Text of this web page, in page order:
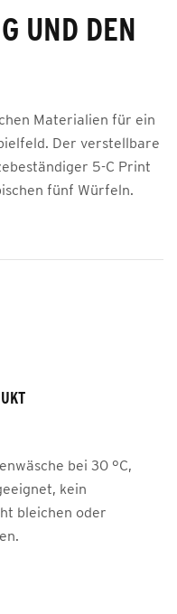
UND DEN
Materialien für ein
Der verstellbare
5-C Print
fünf Würfeln.
bei 30 °C,
kein
bleichen oder